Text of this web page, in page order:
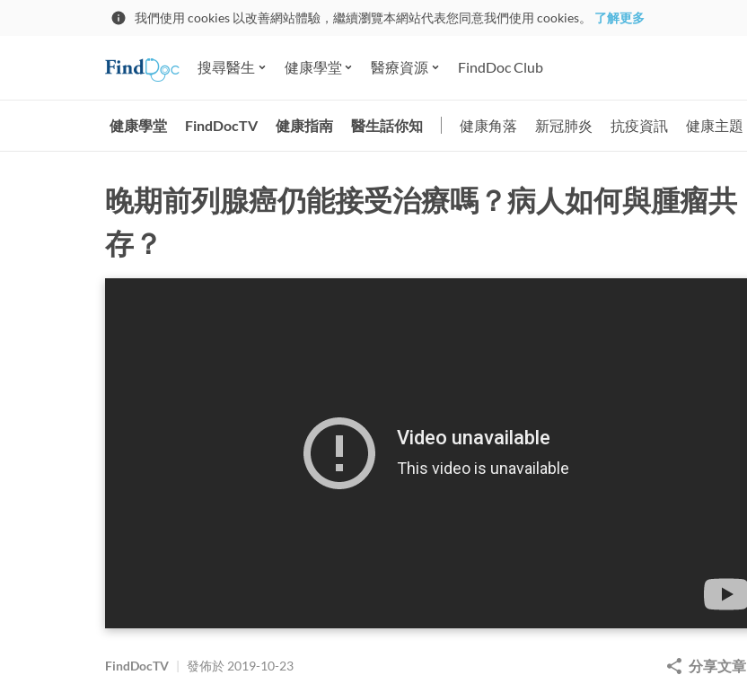
我們使用 cookies 以改善網站體驗，繼續瀏覽本網站代表您同意我們使用 cookies。 了解更多
搜尋醫生 健康學堂 醫療資源 FindDoc Club
健康學堂 FindDocTV 健康指南 醫生話你知 健康角落 新冠肺炎 抗疫資訊 健康主題
晚期前列腺癌仍能接受治療嗎？病人如何與腫瘤共
存？
FindDocTV | 發佈於 2019-10-23 分享文章